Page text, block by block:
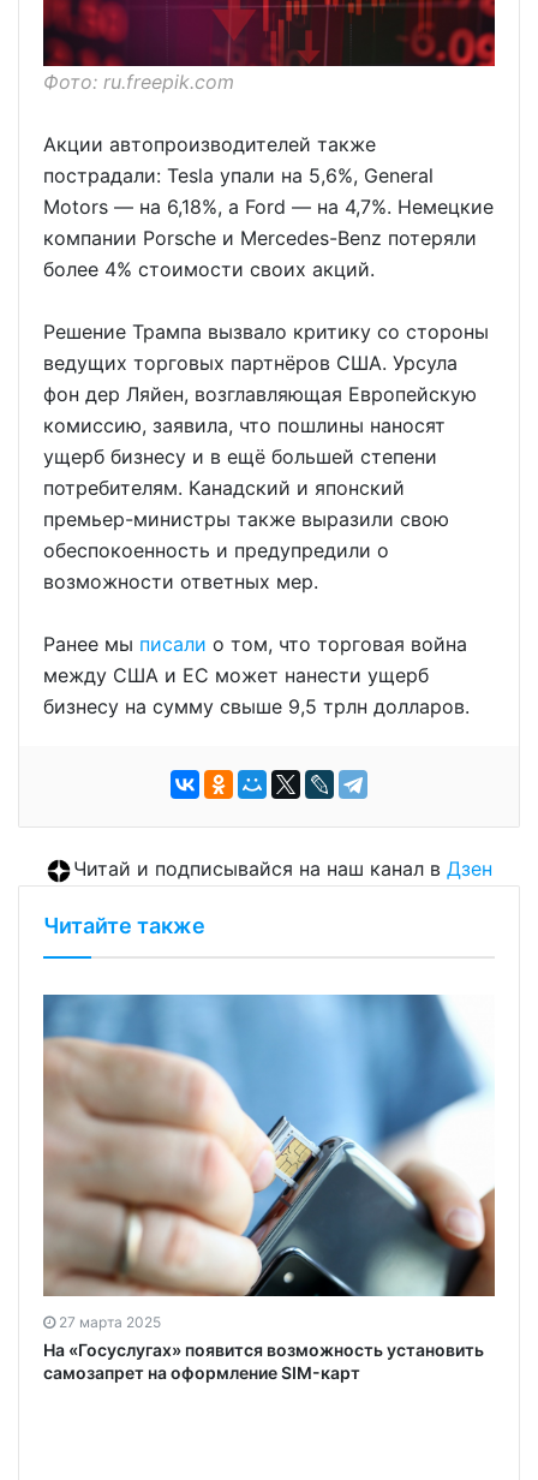
Фото: ru.freepik.com
Акции автопроизводителей также
пострадали: Tesla упали на 5,6%, General
Motors — на 6,18%, а Ford — на 4,7%. Немецкие
компании Porsche и Mercedes-Benz потеряли
более 4% стоимости своих акций.
Решение Трампа вызвало критику со стороны
ведущих торговых партнёров США. Урсула
фон дер Ляйен, возглавляющая Европейскую
комиссию, заявила, что пошлины наносят
ущерб бизнесу и в ещё большей степени
потребителям. Канадский и японский
премьер-министры также выразили свою
обеспокоенность и предупредили о
возможности ответных мер.
Ранее мы писали о том, что торговая война
между США и ЕС может нанести ущерб
бизнесу на сумму свыше 9,5 трлн долларов.
Читай и подписывайся на наш канал в Дзен
Читайте также
27 марта 2025
На «Госуслугах» появится возможность установить
самозапрет на оформление SIM-карт